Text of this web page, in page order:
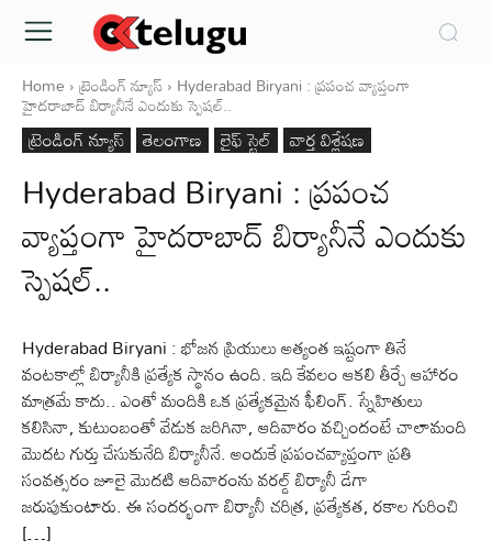
Home ట్రెండింగ్ న్యూస్ Hyderabad Biryani : ప్రపంచ వ్యాప్తంగా
హైదరాబాద్ బిర్యానీనే ఎందుకు స్పెషల్..
ట్రెండింగ్ న్యూస్ తెలంగాణ లైఫ్ స్టైల్ వార్త విశ్లేషణ
Hyderabad Biryani : ప్రపంచ
వ్యాప్తంగా హైదరాబాద్ బిర్యానీనే ఎందుకు
స్పెషల్..
Hyderabad Biryani : భోజన ప్రియులు అత్యంత ఇష్టంగా తినే
వంటకాల్లో బిర్యానీకి ప్రత్యేక స్థానం ఉంది. ఇది కేవలం ఆకలి తీర్చే ఆహారం
మాత్రమే కాదు.. ఎంతో మందికి ఒక ప్రత్యేకమైన ఫీలింగ్. స్నేహితులు
కలిసినా, కుటుంబంతో వేడుక జరిగినా, ఆదివారం వచ్చిందంటే చాలామంది
మొదట గుర్తు చేసుకునేది బిర్యానీనే. అందుకే ప్రపంచవ్యాప్తంగా ప్రతి
సంవత్సరం జూలై మొదటి ఆదివారంను వరల్డ్ బిర్యానీ డేగా
జరుపుకుంటారు. ఈ సందర్భంగా బిర్యానీ చరిత్ర, ప్రత్యేకత, రకాల గురించి
[…]